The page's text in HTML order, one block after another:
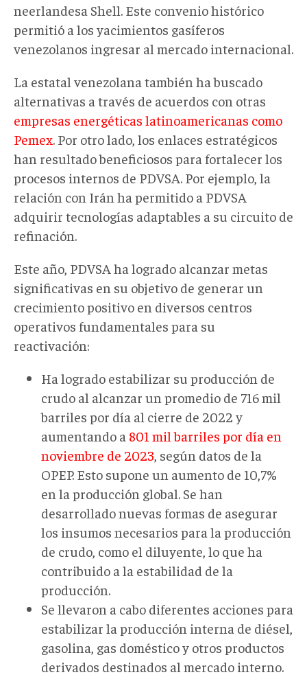
neerlandesa Shell. Este convenio histórico
permitió a los yacimientos gasíferos
venezolanos ingresar al mercado internacional.
La estatal venezolana también ha buscado
alternativas a través de acuerdos con otras
empresas energéticas latinoamericanas como
Pemex. Por otro lado, los enlaces estratégicos
han resultado beneficiosos para fortalecer los
procesos internos de PDVSA. Por ejemplo, la
relación con Irán ha permitido a PDVSA
adquirir tecnologías adaptables a su circuito de
refinación.
Este año, PDVSA ha logrado alcanzar metas
significativas en su objetivo de generar un
crecimiento positivo en diversos centros
operativos fundamentales para su
reactivación:
Ha logrado estabilizar su producción de
crudo al alcanzar un promedio de 716 mil
barriles por día al cierre de 2022 y
aumentando a 801 mil barriles por día en
noviembre de 2023 , según datos de la
OPEP. Esto supone un aumento de 10,7%
en la producción global. Se han
desarrollado nuevas formas de asegurar
los insumos necesarios para la producción
de crudo, como el diluyente, lo que ha
contribuido a la estabilidad de la
producción.
Se llevaron a cabo diferentes acciones para
estabilizar la producción interna de diésel,
gasolina, gas doméstico y otros productos
derivados destinados al mercado interno.